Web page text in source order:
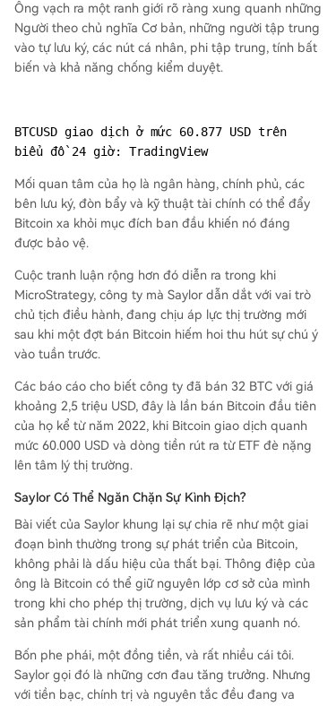
Ông vạch ra một ranh giới rõ ràng xung quanh những
Người theo chủ nghĩa Cơ bản, những người tập trung
vào tự lưu ký, các nút cá nhân, phi tập trung, tính bất
biến và khả năng chống kiểm duyệt.
BTCUSD giao dịch ở mức 60.877 USD trên
biểu đồ 24 giờ: TradingView
Mối quan tâm của họ là ngân hàng, chính phủ, các
bên lưu ký, đòn bẩy và kỹ thuật tài chính có thể đẩy
Bitcoin xa khỏi mục đích ban đầu khiến nó đáng
được bảo vệ.
Cuộc tranh luận rộng hơn đó diễn ra trong khi
MicroStrategy, công ty mà Saylor dẫn dắt với vai trò
chủ tịch điều hành, đang chịu áp lực thị trường mới
sau khi một đợt bán Bitcoin hiếm hoi thu hút sự chú ý
vào tuần trước.
Các báo cáo cho biết công ty đã bán 32 BTC với giá
khoảng 2,5 triệu USD, đây là lần bán Bitcoin đầu tiên
của họ kể từ năm 2022, khi Bitcoin giao dịch quanh
mức 60.000 USD và dòng tiền rút ra từ ETF đè nặng
lên tâm lý thị trường.
Saylor Có Thể Ngăn Chặn Sự Kình Địch?
Bài viết của Saylor khung lại sự chia rẽ như một giai
đoạn bình thường trong sự phát triển của Bitcoin,
không phải là dấu hiệu của thất bại. Thông điệp của
ông là Bitcoin có thể giữ nguyên lớp cơ sở của mình
trong khi cho phép thị trường, dịch vụ lưu ký và các
sản phẩm tài chính mới phát triển xung quanh nó.
Bốn phe phái, một đồng tiền, và rất nhiều cái tôi.
Saylor gọi đó là những cơn đau tăng trưởng. Nhưng
với tiền bạc, chính trị và nguyên tắc đều đang va